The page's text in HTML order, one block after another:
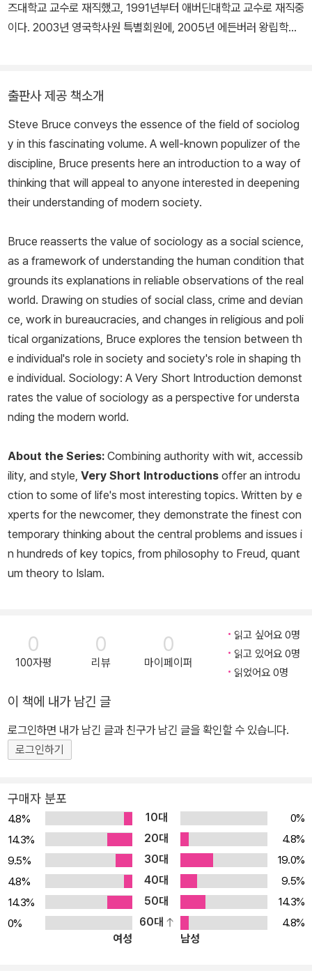
즈대학교 교수로 재직했고, 1991년부터 애버딘대학교 교수로 재직중
이다. 2003년 영국학사원 특별회원에, 2005년 에든버러 왕립학사
다.
출판사 제공 책소개
Steve Bruce conveys the essence of the field of sociolog
y in this fascinating volume. A well-known populizer of the
discipline, Bruce presents here an introduction to a way of
thinking that will appeal to anyone interested in deepening
their understanding of modern society.
Bruce reasserts the value of sociology as a social science,
as a framework of understanding the human condition that
grounds its explanations in reliable observations of the real
world. Drawing on studies of social class, crime and devian
ce, work in bureaucracies, and changes in religious and poli
tical organizations, Bruce explores the tension between th
e individual's role in society and society's role in shaping th
e individual. Sociology: A Very Short Introduction demonst
rates the value of sociology as a perspective for understa
nding the modern world.
About the Series: Combining authority with wit, accessib
ility, and style, Very Short Introductions offer an introdu
ction to some of life's most interesting topics. Written by e
xperts for the newcomer, they demonstrate the finest con
temporary thinking about the central problems and issues i
n hundreds of key topics, from philosophy to Freud, quant
um theory to Islam.
0
100자평
0
리뷰
0
마이페이퍼
읽고 싶어요 0명
읽고 있어요 0명
읽었어요 0명
이 책에 내가 남긴 글
로그인하면 내가 남긴 글과 친구가 남긴 글을 확인할 수 있습니다.
로그인하기
구매자 분포
4.8% 10대
0%
14.3%
20대
4.8%
9.5%
30대
19.0%
4.8%
40대
9.5%
14.3%
50대
14.3%
0%
60대
4.8%
여성
남성